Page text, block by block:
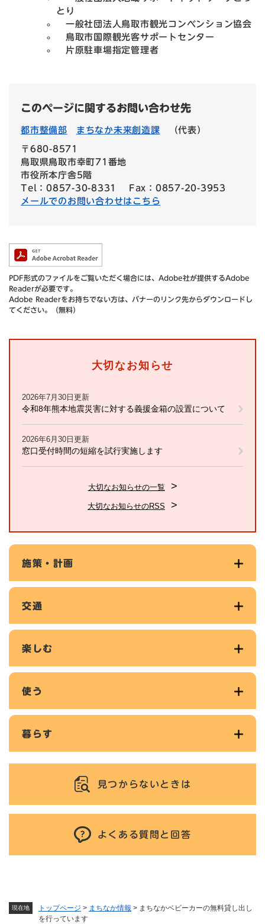
現在地 トップページ > まちなか情報 > まちなかベビーカーの無料貸し出し
を行っています
とり
一般社団法人鳥取市観光コンベンション協会
鳥取市国際観光客サポートセンター
片原駐車場指定管理者
このページに関するお問い合わせ先
都市整備部 まちなか未来創造課 （代表）
〒680-8571
鳥取県鳥取市幸町71番地
市役所本庁舎5階
Tel：0857-30-8331
Fax：0857-20-3953
メールでのお問い合わせはこちら
PDF形式のファイルをご覧いただく場合には、Adobe社が提供するAdobe
Readerが必要です。
Adobe Readerをお持ちでない方は、バナーのリンク先からダウンロードし
てください。（無料）
大切なお知らせ
2026年7月30日更新
令和8年熊本地震災害に対する義援金箱の設置について
2026年6月30日更新
窓口受付時間の短縮を試行実施します
大切なお知らせの一覧
大切なお知らせのRSS
施策・計画
交通
楽しむ
使う
暮らす
見つからないときは
よくある質問と回答